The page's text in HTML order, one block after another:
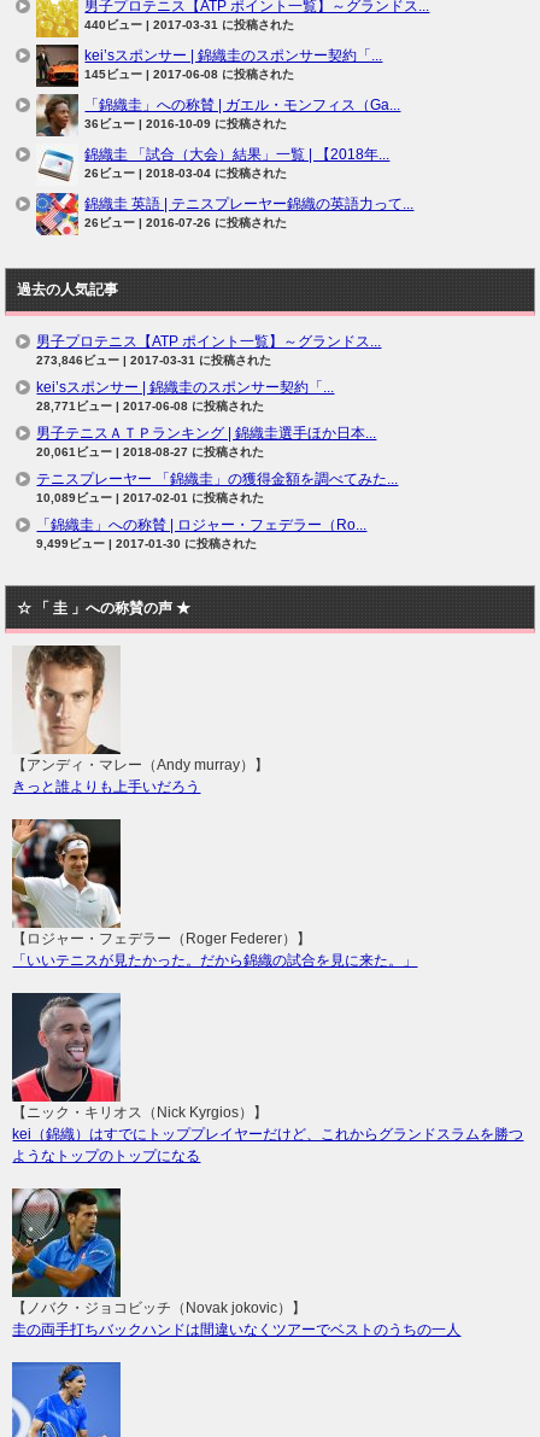
男子プロテニス【ATP ポイント一覧】～グランドス...
440ビュー |2017-03-31 に投稿された
kei’sスポンサー | 錦織圭のスポンサー契約「...
145ビュー |2017-06-08 に投稿された
「錦織圭」への称賛 | ガエル・モンフィス（Ga...
36ビュー |2016-10-09 に投稿された
錦織圭 「試合（大会）結果」一覧 | 【2018年...
26ビュー |2018-03-04 に投稿された
錦織圭 英語 | テニスプレーヤー錦織の英語力って...
26ビュー |2016-07-26 に投稿された
過去の人気記事
男子プロテニス【ATP ポイント一覧】～グランドス...
273,846ビュー |2017-03-31 に投稿された
kei’sスポンサー | 錦織圭のスポンサー契約「...
28,771ビュー |2017-06-08 に投稿された
男子テニスＡＴＰランキング | 錦織圭選手ほか日本...
20,061ビュー |2018-08-27 に投稿された
テニスプレーヤー 「錦織圭」の獲得金額を調べてみた...
10,089ビュー |2017-02-01 に投稿された
「錦織圭」への称賛 | ロジャー・フェデラー（Ro...
9,499ビュー |2017-01-30 に投稿された
☆ 「 圭 」への称賛の声 ★
【アンディ・マレー（Andy murray）】
きっと誰よりも上手いだろう
【ロジャー・フェデラー（Roger Federer）】
「いいテニスが見たかった。だから錦織の試合を見に来た。」
【ニック・キリオス（Nick Kyrgios）】
kei（錦織）はすでにトッププレイヤーだけど、これからグランドスラムを勝つ
ようなトップのトップになる
【ノバク・ジョコビッチ（Novak jokovic）】
圭の両手打ちバックハンドは間違いなくツアーでベストのうちの一人